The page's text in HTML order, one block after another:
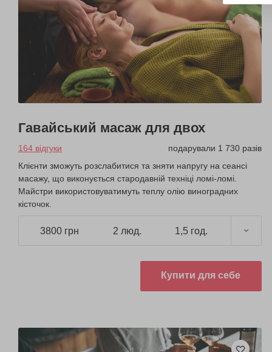
Гавайський масаж для двох
164 відгуки
подарували 1 730 разів
Клієнти зможуть розслабитися та зняти напругу на сеансі
масажу, що виконується стародавній техніці ломі-ломі.
Майстри використовуватимуть теплу олію виноградних
кісточок.
3800 грн 2 люд. 1,5 год.
Купити для себе